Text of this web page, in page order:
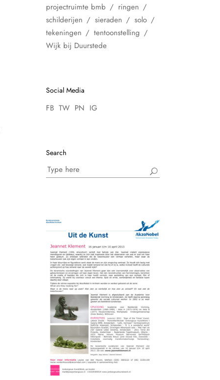
projectruimte bmb
ringen
schilderijen
sieraden
solo
tekeningen
tentoonstelling
Wijk bij Duurstede
Social Media
FB TW PN IG
Search
Search
for: